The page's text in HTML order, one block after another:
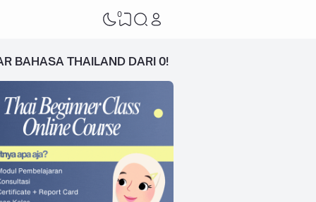
0
BAHASA THAILAND DARI 0!